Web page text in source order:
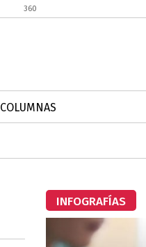
360
COLUMNAS
INFOGRAFÍAS